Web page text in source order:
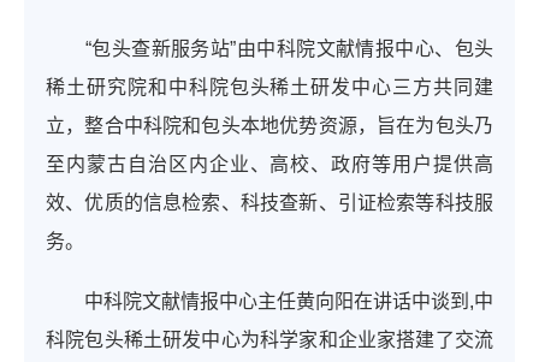
“包头查新服务站”由中科院文献情报中心、包头
稀土研究院和中科院包头稀土研发中心三方共同建
立，整合中科院和包头本地优势资源，旨在为包头乃
至内蒙古自治区内企业、高校、政府等用户提供高
效、优质的信息检索、科技查新、引证检索等科技服
务。
中科院文献情报中心主任黄向阳在讲话中谈到 ,中
科院包头稀土研发中心为科学家和企业家搭建了交流